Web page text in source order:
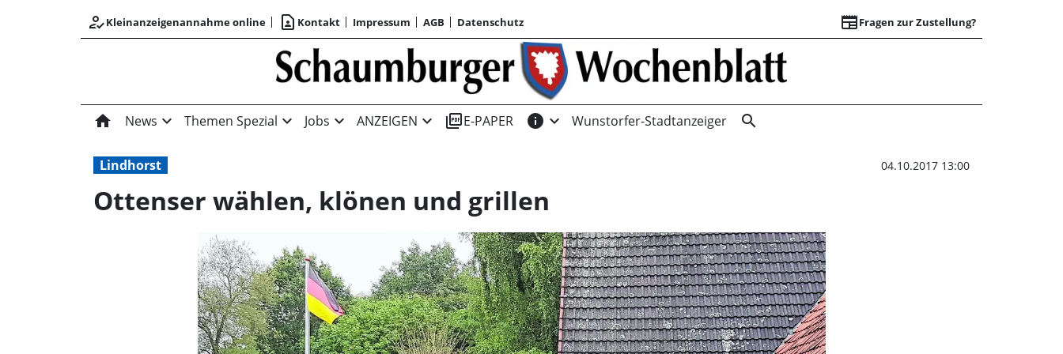
how_to_regKleinanzeigenannahme online contact_page Kontakt Impressum AGB Datenschutz newspaperFragen zur Zustellung?
Ottenser wählen,
home News expand_more Themen Spezial expand_more Jobs expand_more ANZEIGEN expand_more picture_as_pdfE-PAPER info expand_more Wunstorfer-Stadtanzeiger search
Lindhorst 04.10.2017 13:00
Ottenser wählen, klönen und grillen